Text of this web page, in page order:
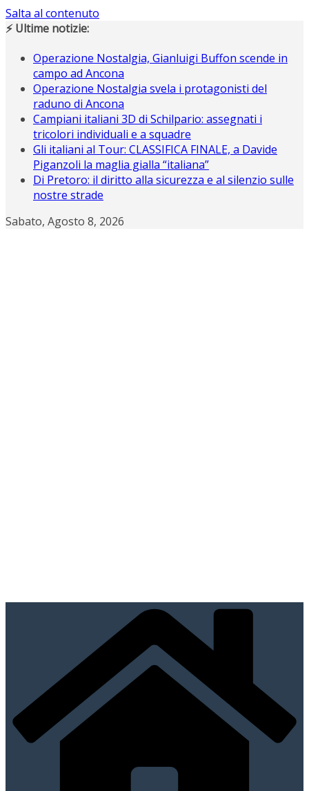
Salta al contenuto
⚡ Ultime notizie:
Operazione Nostalgia, Gianluigi Buffon scende in
campo ad Ancona
Operazione Nostalgia svela i protagonisti del
raduno di Ancona
Campiani italiani 3D di Schilpario: assegnati i
tricolori individuali e a squadre
Gli italiani al Tour: CLASSIFICA FINALE, a Davide
Piganzoli la maglia gialla “italiana”
Di Pretoro: il diritto alla sicurezza e al silenzio sulle
nostre strade
Sabato, Agosto 8, 2026